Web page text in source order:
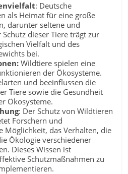
: Deutsche
als Heimat für eine große
darunter seltene und
dieser Tiere trägt zur
Vielfalt und des
bei.
Wildtiere spielen eine
der Ökosysteme.
und beeinflussen die
Tiere sowie die Gesundheit
Ökosysteme.
: Der Schutz von Wildtieren
Forschern und
Möglichkeit, das Verhalten, die
Ökologie verschiedener
Dieses Wissen ist
Schutzmaßnahmen zu